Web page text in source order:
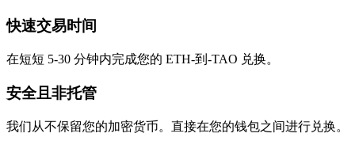
快速交易时间
在短短 5-30 分钟内完成您的 ETH-到-TAO 兑换。
安全且非托管
我们从不保留您的加密货币。直接在您的钱包之间进行兑换。